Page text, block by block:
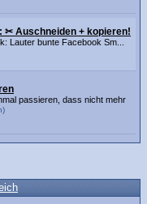
✂ Auschneiden + kopieren!
Lauter bunte Facebook Sm...
passieren, dass nicht mehr